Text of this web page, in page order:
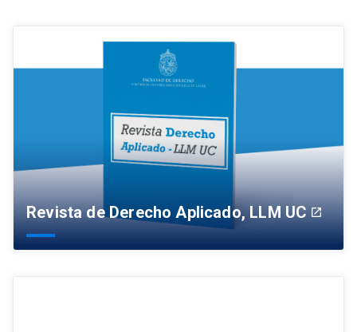
Revista de Derecho Aplicado, LLM UC launch